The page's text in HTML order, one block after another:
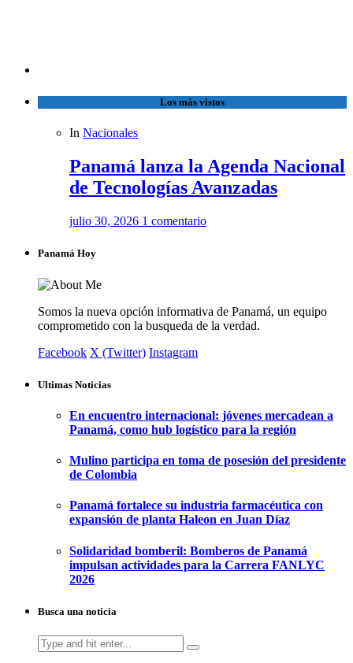
Los más vistos
In Nacionales
Panamá lanza la Agenda Nacional
de Tecnologías Avanzadas
julio 30, 2026 1 comentario
Panamá Hoy
Somos la nueva opción informativa de Panamá, un equipo
comprometido con la busqueda de la verdad.
Facebook X (Twitter) Instagram
Ultimas Noticias
En encuentro internacional: jóvenes mercadean a
Panamá, como hub logístico para la región
Mulino participa en toma de posesión del presidente
de Colombia
Panamá fortalece su industria farmacéutica con
expansión de planta Haleon en Juan Díaz
Solidaridad bomberil: Bomberos de Panamá
impulsan actividades para la Carrera FANLYC
2026
Busca una noticia
Search
for: